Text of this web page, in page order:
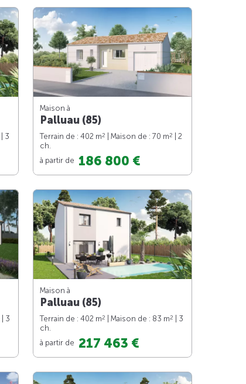
| 3
Maison à
Palluau (85)
Terrain de : 402 m2 | Maison de : 70 m2
| 2
ch.
à partir de 186 800 €
| 3
Maison à
Palluau (85)
Terrain de : 402 m2 | Maison de : 83 m2
| 3
ch.
à partir de 217 463 €